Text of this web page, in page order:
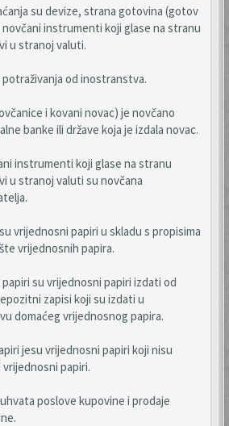
su devize, strana gotovina (gotov
instrumenti koji glase na stranu
u stranoj valuti.
od inostranstva.
i kovani novac) je novčano
banke ili države koja je izdala novac.
instrumenti koji glase na stranu
u stranoj valuti su novčana
vrijednosni papiri u skladu s propisima
vrijednosnih papira.
su vrijednosni papiri izdati od
zapisi koji su izdati u
domaćeg vrijednosnog papira.
jesu vrijednosni papiri koji nisu
papiri.
poslove kupovine i prodaje